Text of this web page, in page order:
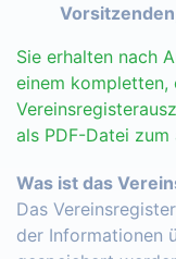
Sie erhalten nach
einem
als PDF-Datei zum
Was ist das
Das
der Informationen